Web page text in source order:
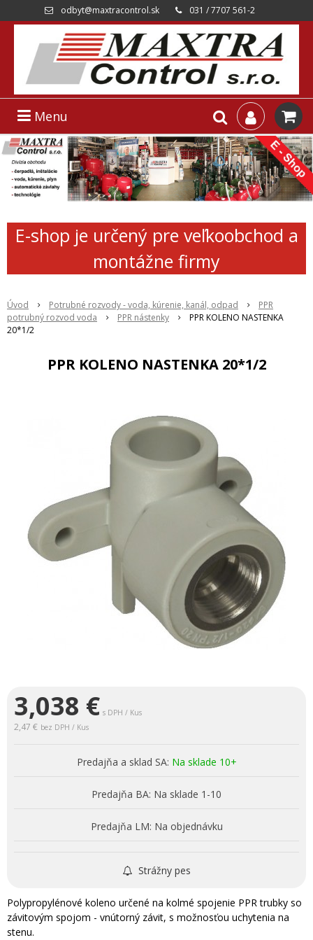
odbyt@maxtracontrol.sk 031 / 7707 561-2
Menu
E-shop je určený pre veľkoobchod a
montážne firmy
Úvod Potrubné rozvody - voda, kúrenie, kanál, odpad
PPR
potrubný rozvod voda
PPR nástenky
PPR KOLENO NASTENKA
20*1/2
PPR KOLENO NASTENKA 20*1/2
3,038 € s DPH / Kus
2,47 € bez DPH / Kus
Predajňa a sklad SA: Na sklade 10+
Predajňa BA: Na sklade 1-10
Predajňa LM: Na objednávku
Strážny pes
Polypropylénové koleno určené na kolmé spojenie PPR trubky so
závitovým spojom - vnútorný závit, s možnosťou uchytenia na
stenu.